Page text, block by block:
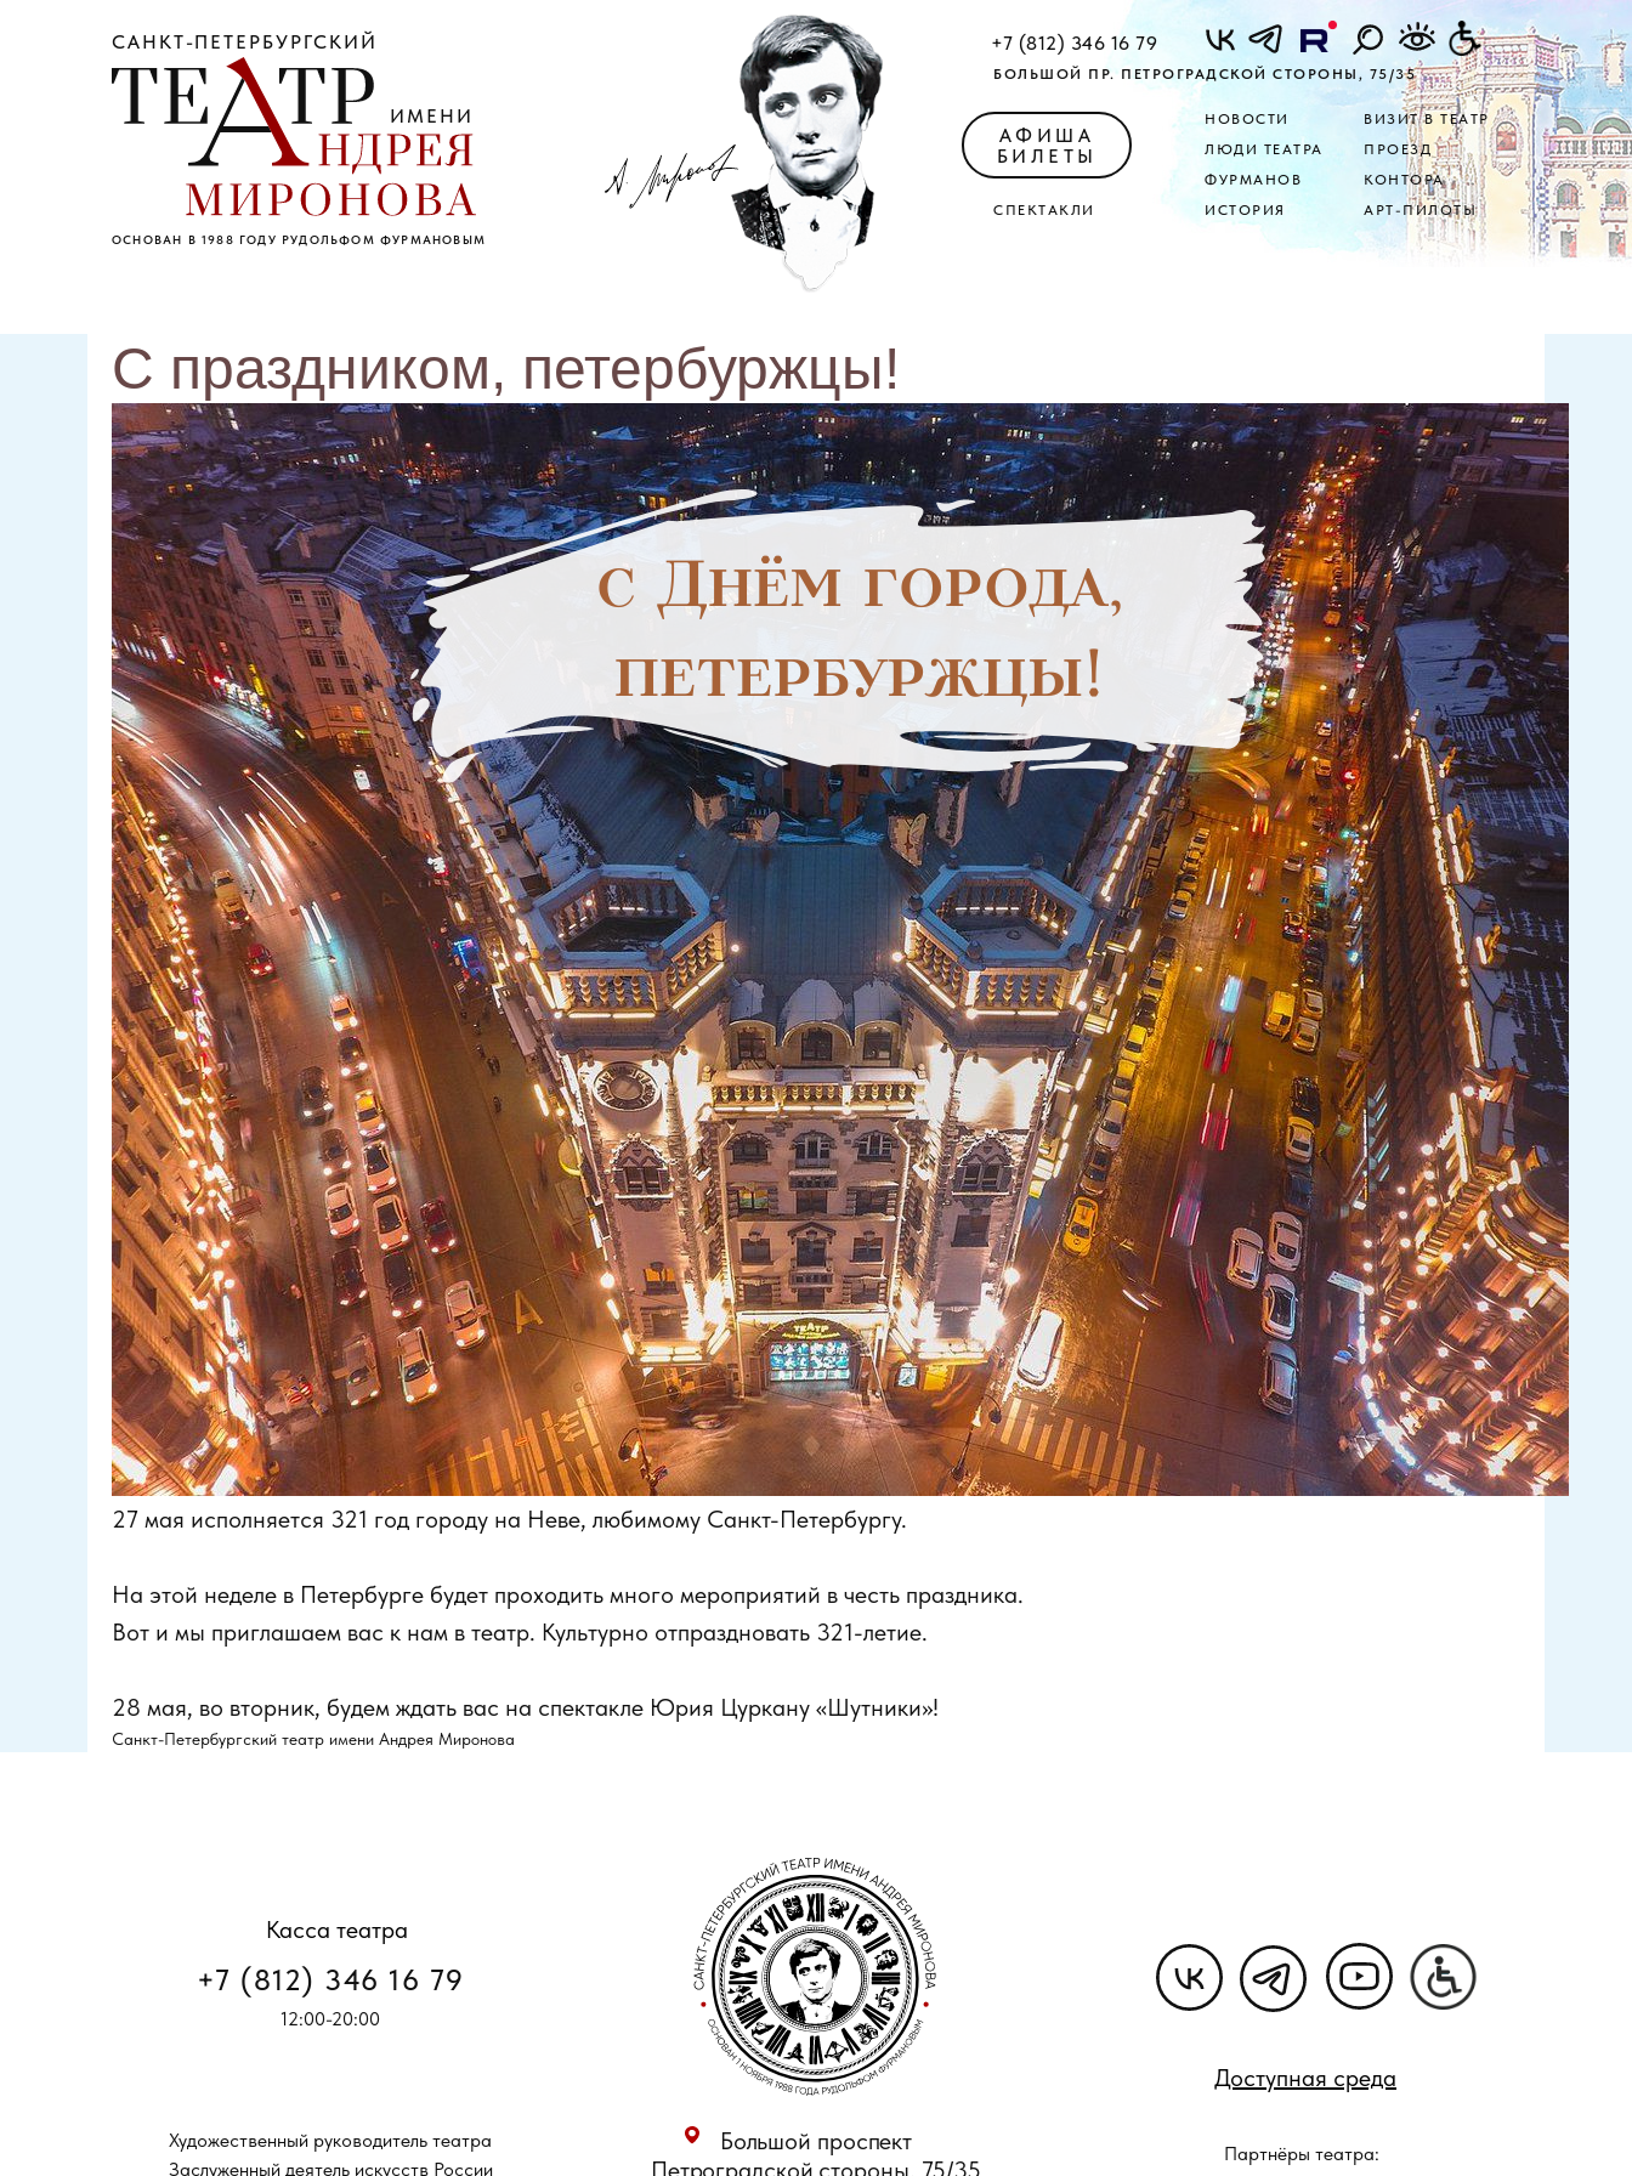
САНКТ-ПЕТЕРБУРГСКИЙ
ИМЕНИ
ОСНОВАН В 1988 ГОДУ РУДОЛЬФОМ ФУРМАНОВЫМ
+7 (812) 346 16 79
БОЛЬШОЙ ПР. ПЕТРОГРАДСКОЙ СТОРОНЫ, 75/35
АРТ-ПИЛОТЫ
КОНТОРА
ПРОЕЗД
ВИЗИТ В ТЕАТР
НОВОСТИ
ИСТОРИЯ
ФУРМАНОВ
ЛЮДИ ТЕАТРА
СПЕКТАКЛИ
АФИША
БИЛЕТЫ
С праздником, петербуржцы!
27 мая исполняется 321 год городу на Неве, любимому Санкт-Петербургу.
На этой неделе в Петербурге будет проходить много мероприятий в честь праздника.
Вот и мы приглашаем вас к нам в театр. Культурно отпраздновать 321-летие.
28 мая, во вторник, будем ждать вас на спектакле Юрия Цуркану «Шутники»!
Санкт-Петербургский театр имени Андрея Миронова
Художественный руководитель театра
Заслуженный деятель искусств России
12:00-20:00
+7 (812) 346 16 79
Большой проспект
Петроградской стороны, 75/35
Партнёры театра:
Касса театра
Доступная среда